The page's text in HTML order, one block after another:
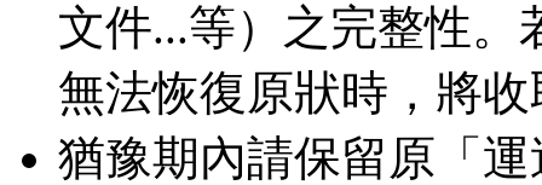
文件...等）之完整性
無法恢復原狀時，將
猶豫期內請保留原「